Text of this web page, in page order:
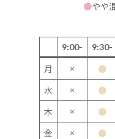
●やや
9:00- 9:30-
月 × ●
水 × ●
木 × ●
金 × ●